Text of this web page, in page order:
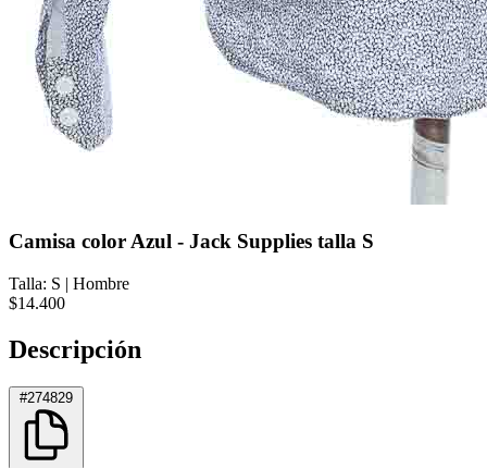
Camisa color Azul - Jack Supplies talla S
Talla: S | Hombre
$14.400
Descripción
#274829